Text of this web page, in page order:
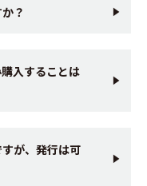
？
入することは
が、発行は可